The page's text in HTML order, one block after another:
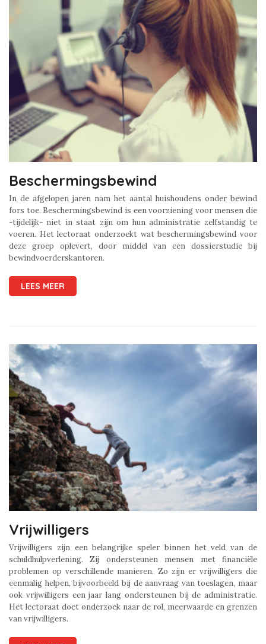
Beschermingsbewind
In de afgelopen jaren nam het aantal huishoudens onder bewind
fors toe. Beschermingsbewind is een voorziening voor mensen die
-tijdelijk- niet in staat zijn om hun administratie zelfstandig te
voeren. Het lectoraat onderzoekt wat beschermingsbewind voor
deze groep oplevert, door middel van een dossierstudie bij
bewindvoerderskantoren.
LEES MEER
Vrijwilligers
Vrijwilligers zijn een belangrijke speler binnen het veld van de
schuldhulpverlening. Zij ondersteunen mensen met financiële
problemen op verschillende manieren. Zo zijn er vrijwilligers die
eenmalig helpen, bijvoorbeeld bij de aanvraag van toeslagen, maar
ook vrijwilligers een jaar lang ondersteunen bij de administratie.
Het lectoraat doet onderzoek naar de rol, meerwaarde en grenzen
van vrijwilligers.